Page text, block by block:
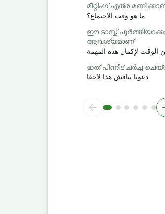
മീറ്റിംഗ് എത്ര
ما هو وقت الاجتماع؟
ഈ ടാസ്ക്
ആവശ്യമാണ്
الوقت لإكمال هذه المهمة
ഇത് പിന്നീട് ചർച്ച
دعونا نناقش هذا لاحقا